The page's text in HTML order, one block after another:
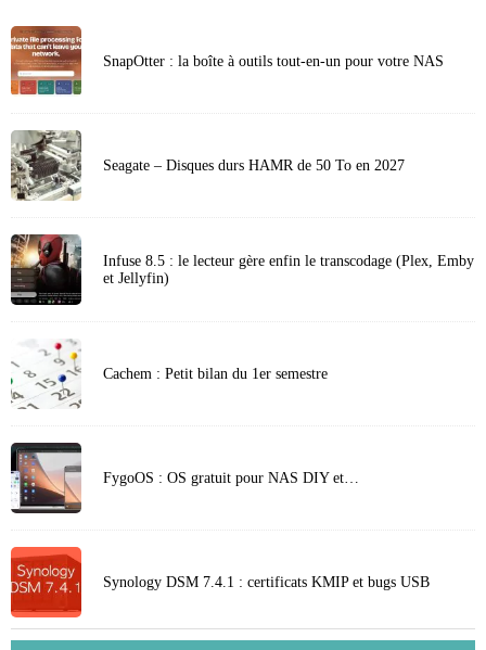
SnapOtter : la boîte à outils tout-en-un pour votre NAS
Seagate – Disques durs HAMR de 50 To en 2027
Infuse 8.5 : le lecteur gère enfin le transcodage (Plex, Emby
et Jellyfin)
Cachem : Petit bilan du 1er semestre
FygoOS : OS gratuit pour NAS DIY et…
Synology DSM 7.4.1 : certificats KMIP et bugs USB